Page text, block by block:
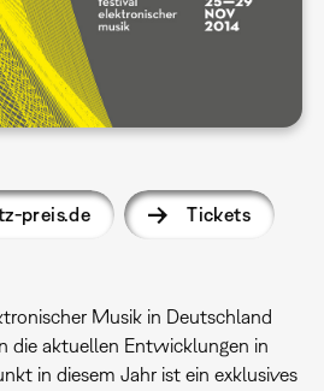
preis.de Tickets
Musik in Deutschland
die aktuellen Entwicklungen in
in diesem Jahr ist ein exklusives